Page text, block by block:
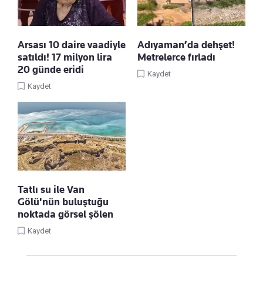
Arsası 10 daire vaadiyle
satıldı! 17 milyon lira
20 günde eridi
Kaydet
Adıyaman’da dehşet!
Metrelerce fırladı
Kaydet
Tatlı su ile Van
Gölü'nün buluştuğu
noktada görsel şölen
Kaydet